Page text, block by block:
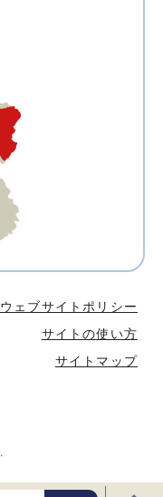
ウェブサイトポリシー
サイトの使い方
サイトマップ